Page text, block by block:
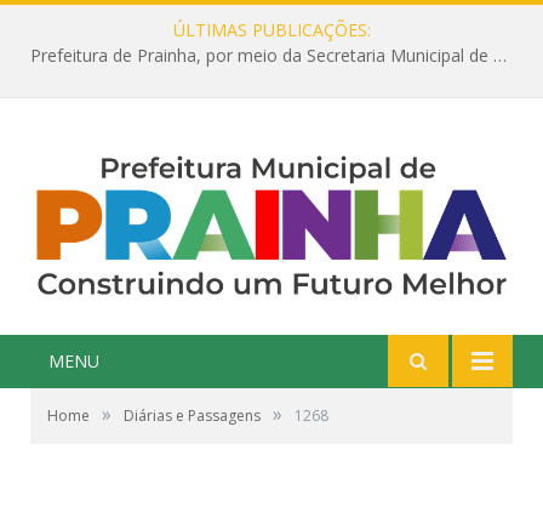
ÚLTIMAS PUBLICAÇÕES:
Prefeitura de Prainha, por meio da Secretaria Municipal de Educação, abre 354 vagas na área da Educação para 2025 com processo seletivo simplificado
MENU
Home » Diárias e Passagens » 1268